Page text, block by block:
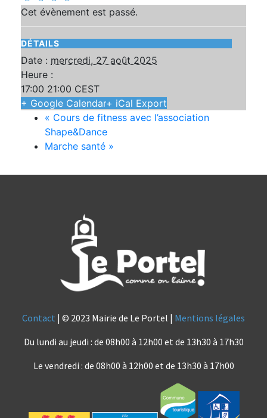
Cet évènement est passé.
DÉTAILS
Date : mercredi, 27 août 2025
Heure :
17:00 21:00 CEST
+ Google Calendar+ iCal Export
« Cours de fitness avec l’association
Shape&Dance
Marche santé »
Contact | © 2023 Mairie de Le Portel | Mentions légales
Du lundi au jeudi : de 08h00 à 12h00 et de 13h30 à 17h30
Le vendredi : de 08h00 à 12h00 et de 13h30 à 17h00